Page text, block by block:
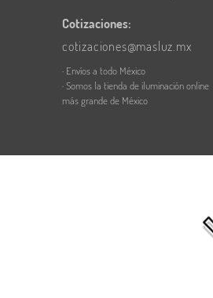
Cotizaciones:
cotizaciones@masluz.mx
· Envíos a todo México
· Somos la tienda de iluminación online
más grande de México